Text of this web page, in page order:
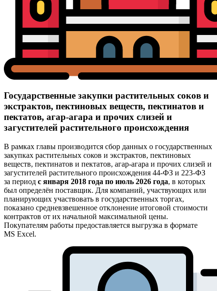
Государственные закупки растительных соков и
экстрактов, пектиновых веществ, пектинатов и
пектатов, агар-агара и прочих слизей и
загустителей растительного происхождения
В рамках главы производится сбор данных о государственных
закупках растительных соков и экстрактов, пектиновых
веществ, пектинатов и пектатов, агар-агара и прочих слизей и
загустителей растительного происхождения 44-ФЗ и 223-ФЗ
за период с января 2018 года по июль 2026 года, в которых
был определён поставщик. Для компаний, участвующих или
планирующих участвовать в государственных торгах,
показано средневзвешенное отклонение итоговой стоимости
контрактов от их начальной максимальной цены.
Покупателям работы предоставляется выгрузка в формате
MS Excel.